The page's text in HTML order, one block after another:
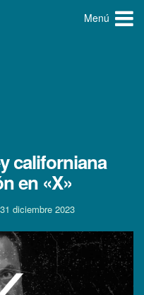
Menú
californiana
en «X»
31 diciembre 2023